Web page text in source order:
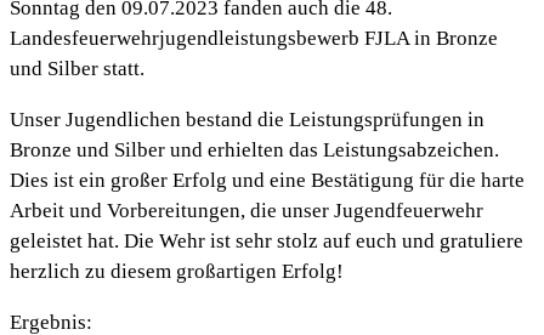
Sonntag den 09.07.2023 fanden auch die 48.
Landesfeuerwehrjugendleistungsbewerb FJLA in Bronze
und Silber statt.
Unser Jugendlichen bestand die Leistungsprüfungen in
Bronze und Silber und erhielten das Leistungsabzeichen.
Dies ist ein großer Erfolg und eine Bestätigung für die harte
Arbeit und Vorbereitungen, die unser Jugendfeuerwehr
geleistet hat. Die Wehr ist sehr stolz auf euch und gratuliere
herzlich zu diesem großartigen Erfolg!
Ergebnis: